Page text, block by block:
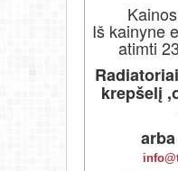
Iš kainyne
atimti
krepšelį